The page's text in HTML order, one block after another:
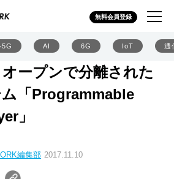
無料会員登録
5G AI 6G IoT 通
ープンで分離された
「Programmable
」
編集部 2017.11.10